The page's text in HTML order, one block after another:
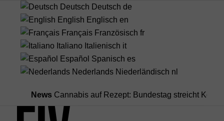
Deutsch Deutsch de
English Englisch en
Français Französisch fr
Italiano Italienisch it
Español Spanisch es
Nederlands Niederländisch nl
News Cannabis auf Rezept: Bundestag streicht